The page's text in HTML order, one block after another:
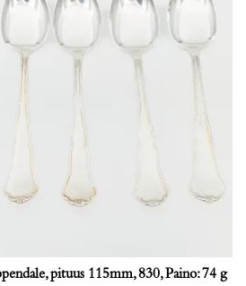
pituus 115mm, 830, Paino: 74 g